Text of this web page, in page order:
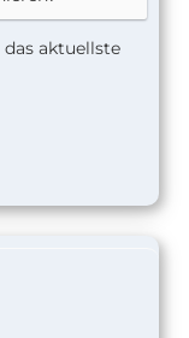
aktuellste